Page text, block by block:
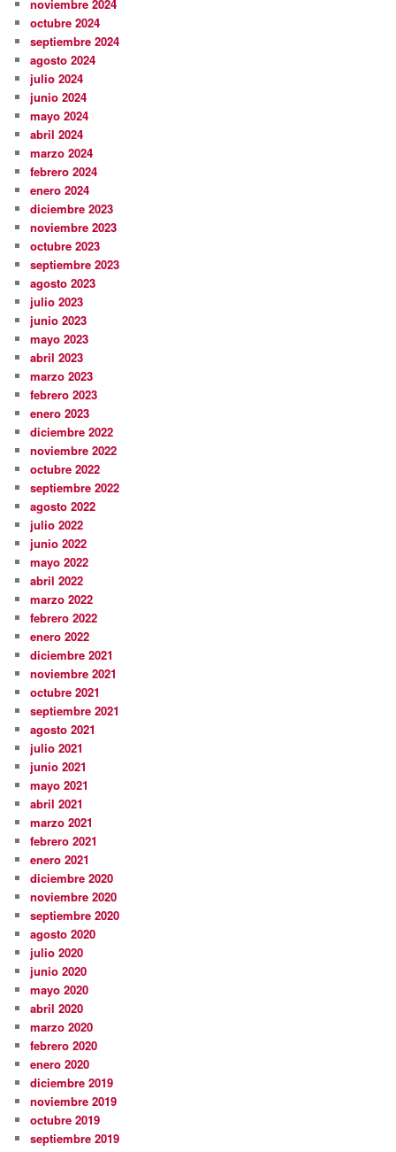
noviembre 2024
octubre 2024
septiembre 2024
agosto 2024
julio 2024
junio 2024
mayo 2024
abril 2024
marzo 2024
febrero 2024
enero 2024
diciembre 2023
noviembre 2023
octubre 2023
septiembre 2023
agosto 2023
julio 2023
junio 2023
mayo 2023
abril 2023
marzo 2023
febrero 2023
enero 2023
diciembre 2022
noviembre 2022
octubre 2022
septiembre 2022
agosto 2022
julio 2022
junio 2022
mayo 2022
abril 2022
marzo 2022
febrero 2022
enero 2022
diciembre 2021
noviembre 2021
octubre 2021
septiembre 2021
agosto 2021
julio 2021
junio 2021
mayo 2021
abril 2021
marzo 2021
febrero 2021
enero 2021
diciembre 2020
noviembre 2020
septiembre 2020
agosto 2020
julio 2020
junio 2020
mayo 2020
abril 2020
marzo 2020
febrero 2020
enero 2020
diciembre 2019
noviembre 2019
octubre 2019
septiembre 2019